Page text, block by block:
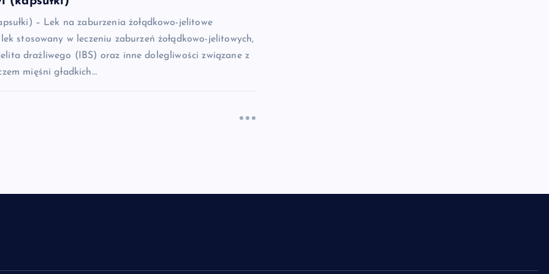
– Lek na zaburzenia żołądkowo-jelitowe
stosowany w leczeniu zaburzeń żołądkowo-jelitowych,
drażliwego (IBS) oraz inne dolegliwości związane z
mięśni gładkich…